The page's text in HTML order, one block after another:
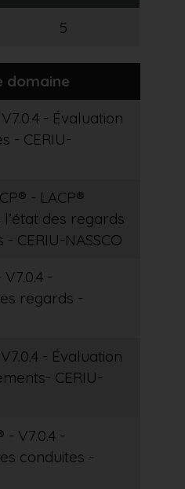
5
domaine
- Évaluation
- CERIU-
- LACP®
l’état des regards
CERIU-NASSCO
-
regards -
- Évaluation
CERIU-
- V7.0.4 -
conduites -